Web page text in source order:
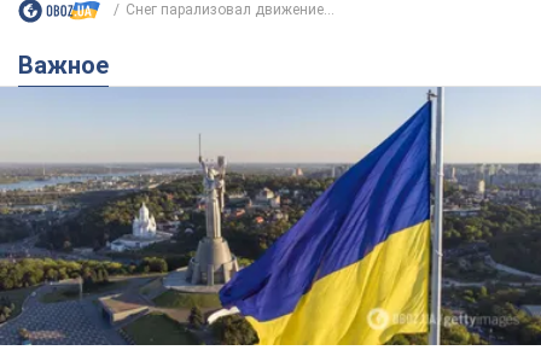
Снег парализовал движение...
Важное